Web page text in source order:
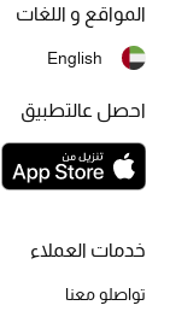
موضة نسائية
الموسم الجديد
الحقائب النسائية
خدمات العملاء
تواصلو معنا
المواقع و اللغات
English
احصل عالتطبيق